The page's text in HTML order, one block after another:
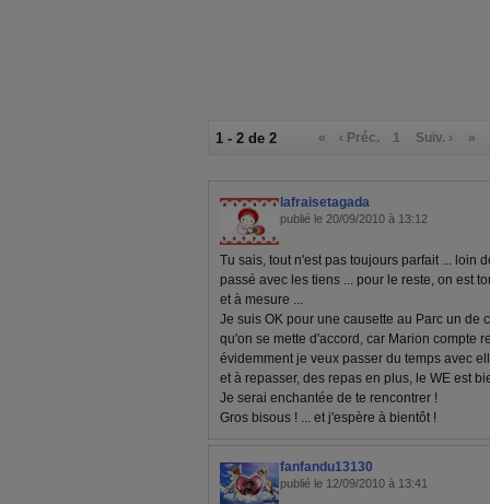
1 - 2 de 2 « ‹ Préc. 1 Suiv. › »
lafraisetagada
publié le 20/09/2010 à 13:12
Tu sais, tout n'est pas toujours parfait ... loin
passé avec les tiens ... pour le reste, on est
et à mesure ...
Je suis OK pour une causette au Parc un de
qu'on se mette d'accord, car Marion compte
évidemment je veux passer du temps avec
et à repasser, des repas en plus, le WE est
Je serai enchantée de te rencontrer !
Gros bisous ! ... et j'espère à bientôt !
fanfandu13130
publié le 12/09/2010 à 13:41